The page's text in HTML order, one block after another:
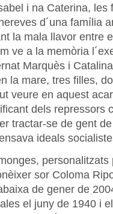
i na Caterina, les
d´una família
la mala llavor entre
ve a la memòria
Marquès i
la mare, tres filles,
veure en aquest
dels repressors
tractar-se de gent
ideals
personalitzats
sor Coloma
de gener de
el juny de 1940 i